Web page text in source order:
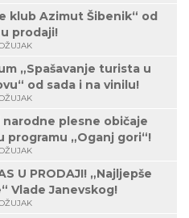
klub Azimut Šibenik“ od
prodaji!
„Spašavanje turista u
od sada i na vinilu!
narodne plesne običaje
programu „Oganj gori“!
U PRODAJI! „Najljepše
Vlade Janevskog!